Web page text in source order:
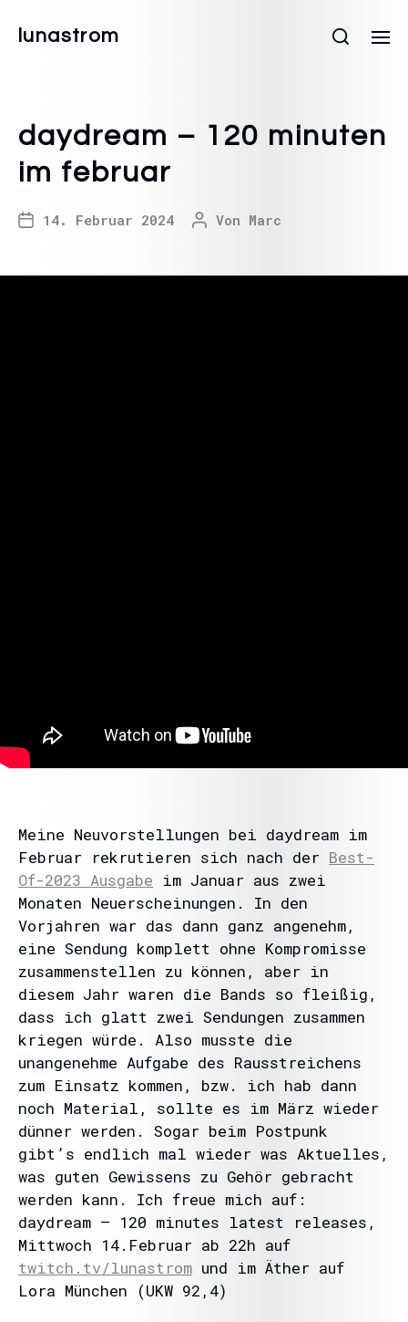
lunastrom
daydream – 120 minuten
im februar
14. Februar 2024 Von Marc
Meine Neuvorstellungen bei daydream im
Februar rekrutieren sich nach der Best-
Of-2023 Ausgabe im Januar aus zwei
Monaten Neuerscheinungen. In den
Vorjahren war das dann ganz angenehm,
eine Sendung komplett ohne Kompromisse
zusammenstellen zu können, aber in
diesem Jahr waren die Bands so fleißig,
dass ich glatt zwei Sendungen zusammen
kriegen würde. Also musste die
unangenehme Aufgabe des Rausstreichens
zum Einsatz kommen, bzw. ich hab dann
noch Material, sollte es im März wieder
dünner werden. Sogar beim Postpunk
gibt’s endlich mal wieder was Aktuelles,
was guten Gewissens zu Gehör gebracht
werden kann. Ich freue mich auf:
daydream – 120 minutes latest releases,
Mittwoch 14.Februar ab 22h auf
twitch.tv/lunastrom und im Äther auf
Lora München (UKW 92,4)